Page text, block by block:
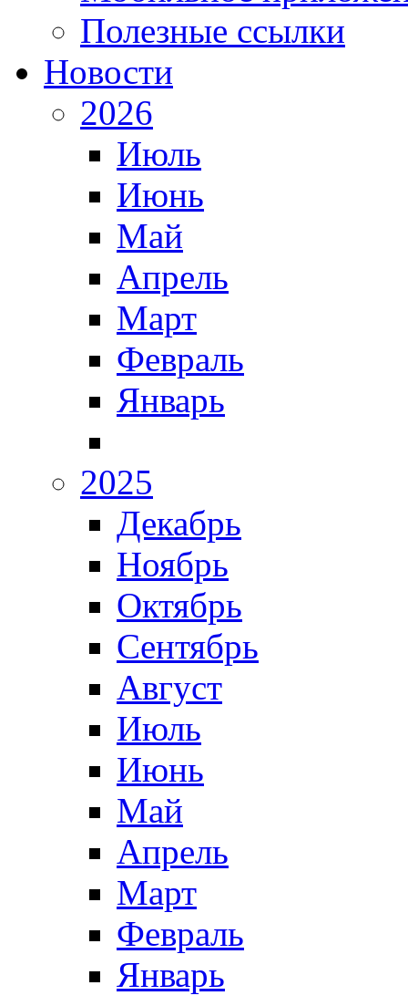
Полезные ссылки
Новости
2026
Июль
Июнь
Май
Апрель
Март
Февраль
Январь
2025
Декабрь
Ноябрь
Октябрь
Сентябрь
Август
Июль
Июнь
Май
Апрель
Март
Февраль
Январь